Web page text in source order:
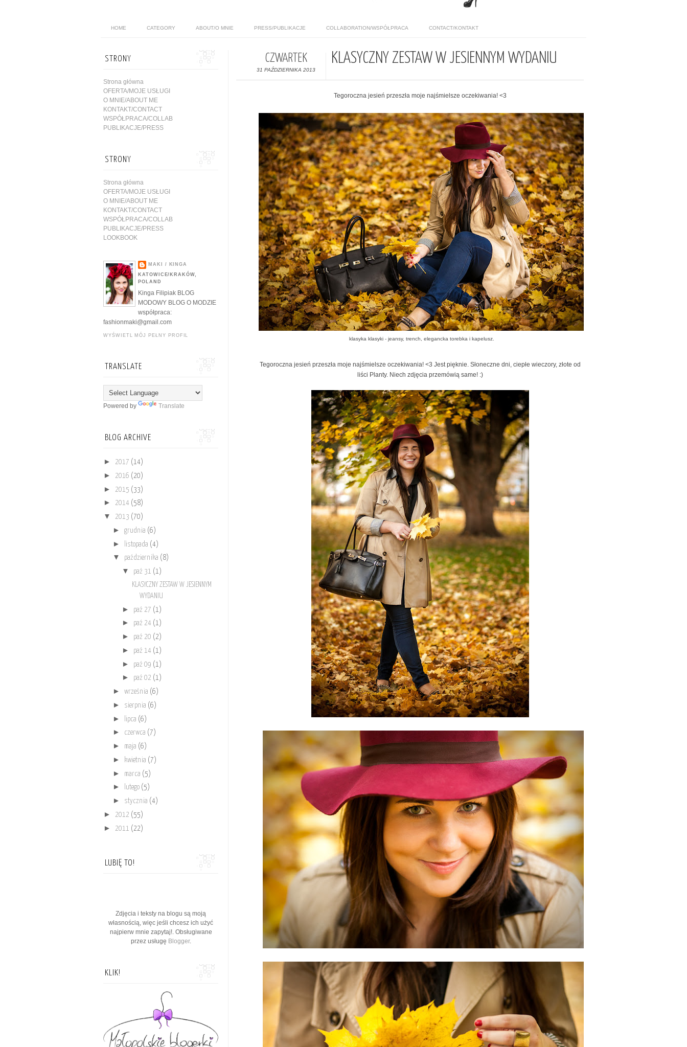
HOME CATEGORY ABOUT/O MNIE PRESS/PUBLIKACJE COLLABORATION/WSPÓŁPRACA CONTACT/KONTAKT
CZWARTEK
31 PAŹDZIERNIKA 2013
KLASYCZNY ZESTAW W JESIENNYM WYDANIU
Tegoroczna jesień przeszła moje najśmielsze oczekiwania! <3
klasyka klasyki - jeansy, trench, elegancka torebka i kapelusz.
Tegoroczna jesień przeszła moje najśmielsze oczekiwania! <3 Jest pięknie. Słoneczne dni, ciepłe wieczory, złote od
liści Planty. Niech zdjęcia przemówią same! :)
STRONY
Strona główna
OFERTA/MOJE USŁUGI
O MNIE/ABOUT ME
KONTAKT/CONTACT
WSPÓŁPRACA/COLLAB
PUBLIKACJE/PRESS
STRONY
Strona główna
OFERTA/MOJE USŁUGI
O MNIE/ABOUT ME
KONTAKT/CONTACT
WSPÓŁPRACA/COLLAB
PUBLIKACJE/PRESS
LOOKBOOK
MAKI / KINGA
KATOWICE/KRAKÓW,
POLAND
Kinga Filipiak BLOG
MODOWY BLOG O MODZIE
współpraca:
fashionmaki@gmail.com
WYŚWIETL MÓJ PEŁNY PROFIL
TRANSLATE
Powered by Translate
BLOG ARCHIVE
► 2017 (14)
► 2016 (20)
► 2015 (33)
► 2014 (58)
▼ 2013 (70)
► grudnia (6)
► listopada (4)
▼ października (8)
▼ paź 31 (1)
KLASYCZNY ZESTAW W JESIENNYM
WYDANIU
► paź 27 (1)
► paź 24 (1)
► paź 20 (2)
► paź 14 (1)
► paź 09 (1)
► paź 02 (1)
► września (6)
► sierpnia (6)
► lipca (6)
► czerwca (7)
► maja (6)
► kwietnia (7)
► marca (5)
► lutego (5)
► stycznia (4)
► 2012 (55)
► 2011 (22)
LUBIĘ TO!
Zdjęcia i teksty na blogu są moją
własnością, więc jeśli chcesz ich użyć
najpierw mnie zapytaj!. Obsługiwane
przez usługę Blogger.
KLIK!